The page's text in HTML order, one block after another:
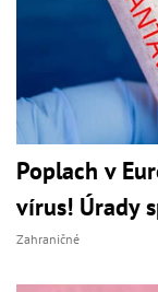
Poplach v
vírus! Úrady
Zahraničné